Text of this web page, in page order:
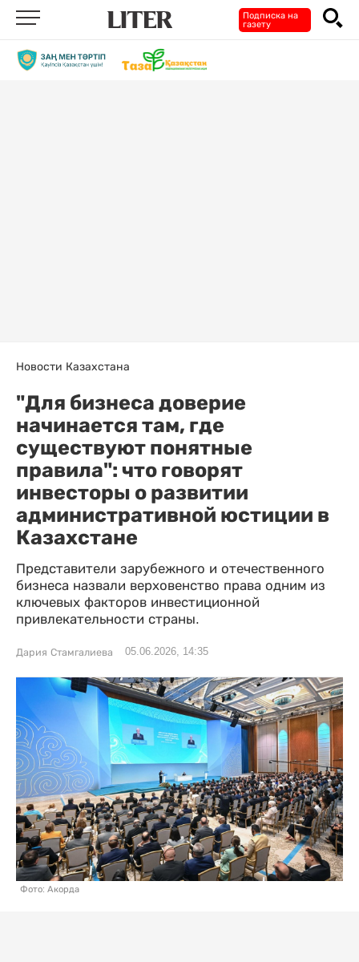
Подписка на
газету
Новости Казахстана
"Для бизнеса доверие
начинается там, где
существуют понятные
правила": что говорят
инвесторы о развитии
административной юстиции в
Казахстане
Представители зарубежного и отечественного
бизнеса назвали верховенство права одним из
ключевых факторов инвестиционной
привлекательности страны.
Дария Стамгалиева 05.06.2026, 14:35
Фото: Акорда